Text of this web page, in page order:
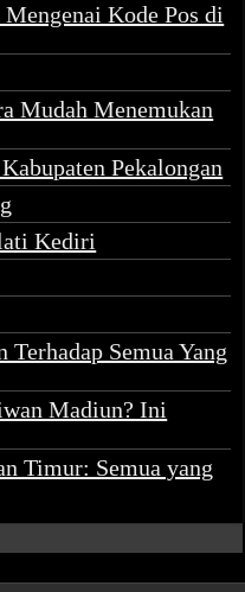
Kode Pos di
Mudah Menemukan
Pekalongan
Kediri
Terhadap Semua Yang
Madiun? Ini
Timur: Semua yang